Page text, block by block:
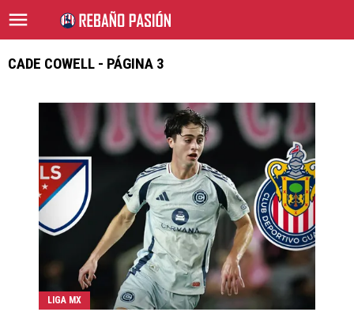
CADE COWELL - PÁGINA 3
LIGA MX